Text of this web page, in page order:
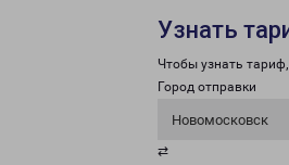
Узнать
Чтобы узнать
Город отправки
Новомосковск
⇄